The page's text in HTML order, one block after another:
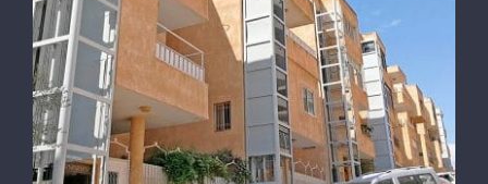
Hidrolik Ev Asansörü Teknolojileri